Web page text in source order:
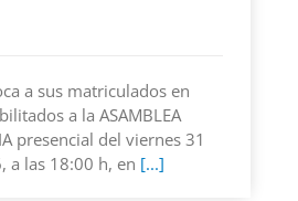
a sus matriculados en
a la ASAMBLEA
presencial del viernes 31
a las 18:00 h, en [...]